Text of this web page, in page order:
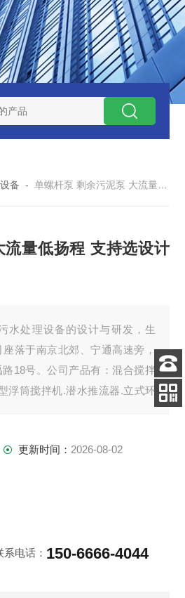
泥机选型 周边传动半桥式刮泥机
备 -单螺杆泵 剩余污泥泵 大流量低扬程 支持选设计 兰江
量低扬程 支持选设计
水处理设备的设计与研发，生
落于南京北郊、宁通高速旁，
18号。公司产品有：混合搅拌
浮筒搅拌机.潜水推流器.立式环
更新时间： 2026-08-02
系电话： 150-6666-4044
客服
电话